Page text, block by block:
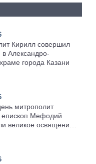
Кирилл совершил
в Александро-
города Казани
митрополит
епископ Мефодий
великое освящение